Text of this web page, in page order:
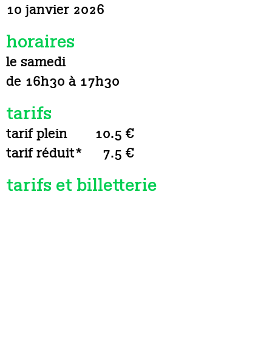
10 janvier 2026
horaires
le samedi
de 16h30 à 17h30
tarifs
tarif plein
10.5 €
tarif réduit*
7.5 €
tarifs et billetterie